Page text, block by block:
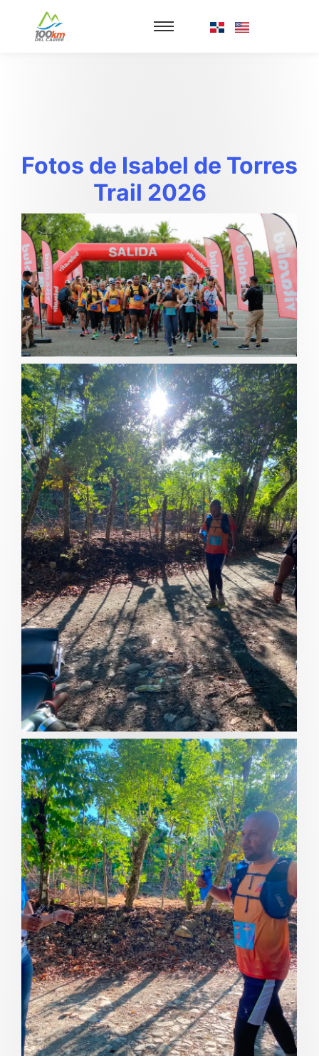
Fotos de Isabel de Torres
Trail 2026